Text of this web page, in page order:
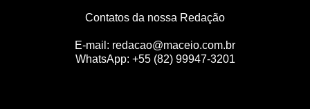
Contatos da nossa Redação
E-mail: redacao@maceio.com.br
WhatsApp: +55 (82) 99947-3201